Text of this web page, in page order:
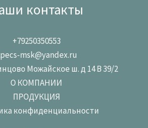
контакты
+79250350553
msk@yandex.ru
Можайское ш. д 14 В 39/2
О КОМПАНИИ
ПРОДУКЦИЯ
конфиденциальности